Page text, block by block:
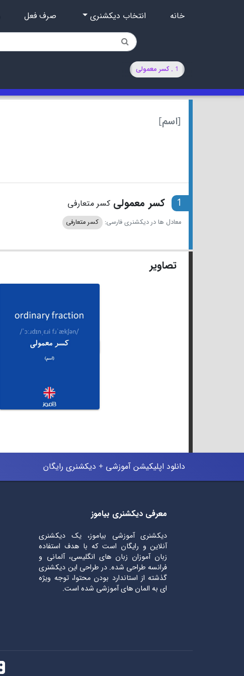
خانه انتخاب دیکشنری صرف فعل
1 . کسر معمولی
[اسم]
1 کسر معمولیکسر متعارفی
معادل ها در دیکشنری فارسی: کسر متعارفی
تصاویر
دانلود اپلیکیشن آموزشی + دیکشنری رایگان
معرفی دیکشنری بیاموز
دیکشنری آموزشی بیاموز، یک دیکشنری
آنلاین و رایگان است که با هدف استفاده
زبان آموزان زبان های انگلیسی، آلمانی و
فرانسه طراحی شده. در طراحی این دیکشنری
گذشته از استاندارد بودن محتوا، توجه ویژه
ای به المان های آموزشی شده است.